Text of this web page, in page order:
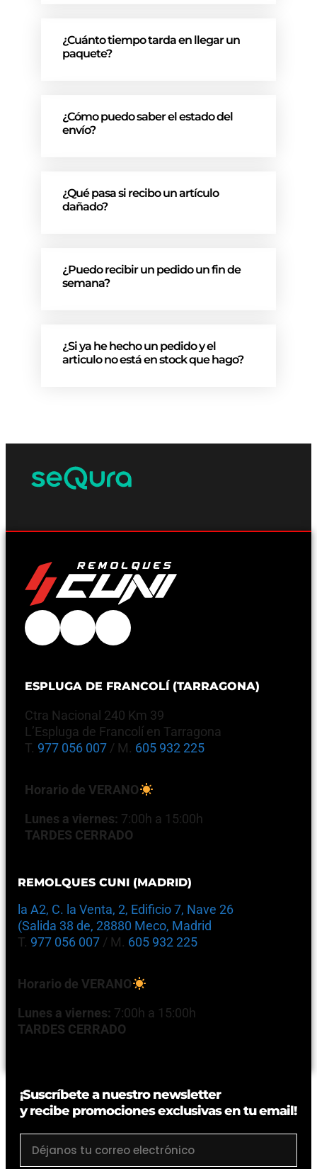
¿Cuánto tiempo tarda en llegar un
paquete?
¿Cómo puedo saber el estado del
envío?
¿Qué pasa si recibo un artículo
dañado?
¿Puedo recibir un pedido un fin de
semana?
¿Si ya he hecho un pedido y el
articulo no está en stock que hago?
ESPLUGA DE FRANCOLÍ (TARRAGONA)
Ctra Nacional 240 Km 39
L’Espluga de Francolí en Tarragona
T. 977 056 007 / M. 605 932 225
Horario de VERANO
Lunes a viernes: 7:00h a 15:00h
TARDES CERRADO
REMOLQUES CUNI (MADRID)
la A2, C. la Venta, 2, Edificio 7, Nave 26
(Salida 38 de, 28880 Meco, Madrid
T. 977 056 007 / M. 605 932 225
Horario de VERANO
Lunes a viernes: 7:00h a 15:00h
TARDES CERRADO
¡Suscríbete a nuestro newsletter
y recibe promociones exclusivas en tu email!